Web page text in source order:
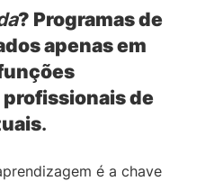
? Programas de
apenas em
de
.
é a chave